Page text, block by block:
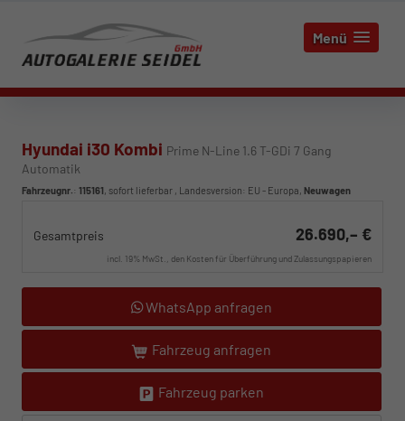
Menü
Hyundai i30 Kombi Prime N-Line 1.6 T-GDi 7 Gang
Automatik
Fahrzeugnr.: 115161, sofort lieferbar , Landesversion: EU - Europa, Neuwagen
Gesamtpreis 26.690,– €
incl. 19% MwSt., den Kosten für Überführung und Zulassungspapieren
WhatsApp anfragen
Fahrzeug anfragen
Fahrzeug parken